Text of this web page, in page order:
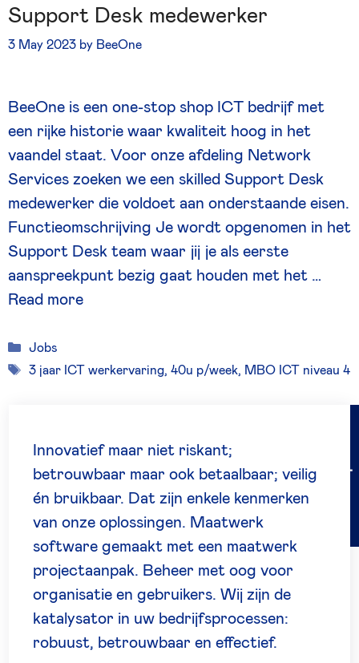
Werken bij BeeOne
Support Desk medewerker
3 May 2023 by BeeOne
BeeOne is een one-stop shop ICT bedrijf met
een rijke historie waar kwaliteit hoog in het
vaandel staat. Voor onze afdeling Network
Services zoeken we een skilled Support Desk
medewerker die voldoet aan onderstaande eisen.
Functieomschrijving Je wordt opgenomen in het
Support Desk team waar jij je als eerste
aanspreekpunt bezig gaat houden met het …
Read more
Categories
Jobs
Tags
3 jaar ICT werkervaring, 40u p/week, MBO ICT niveau 4
Innovatief maar niet riskant;
betrouwbaar maar ook betaalbaar; veilig
én bruikbaar. Dat zijn enkele kenmerken
van onze oplossingen. Maatwerk
software gemaakt met een maatwerk
projectaanpak. Beheer met oog voor
organisatie en gebruikers. Wij zijn de
katalysator in uw bedrijfsprocessen:
robuust, betrouwbaar en effectief.